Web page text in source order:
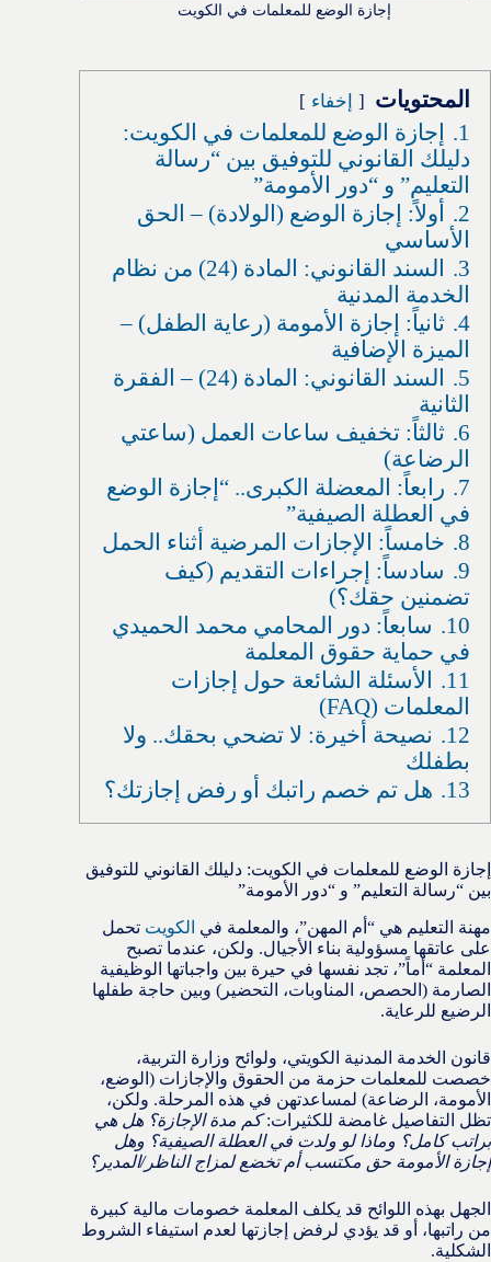
إجازة الوضع للمعلمات في الكويت
المحتويات إخفاء
1.
إجازة الوضع للمعلمات في الكويت:
دليلك القانوني للتوفيق بين “رسالة
التعليم” و “دور الأمومة”
2.
أولاً: إجازة الوضع (الولادة) – الحق
الأساسي
3.
السند القانوني: المادة (24) من نظام
الخدمة المدنية
4. ثانياً: إجازة الأمومة (رعاية الطفل) –
الميزة الإضافية
5.
السند القانوني: المادة (24) – الفقرة
الثانية
6. ثالثاً: تخفيف ساعات العمل (ساعتي
الرضاعة)
7.
رابعاً: المعضلة الكبرى.. “إجازة الوضع
في العطلة الصيفية”
8. خامساً: الإجازات المرضية أثناء الحمل
9.
سادساً: إجراءات التقديم (كيف
تضمنين حقك؟)
10.
سابعاً: دور المحامي محمد الحميدي
في حماية حقوق المعلمة
11.
الأسئلة الشائعة حول إجازات
المعلمات (FAQ)
12.
نصيحة أخيرة: لا تضحي بحقك.. ولا
بطفلك
13.
هل تم خصم راتبك أو رفض إجازتك؟
إجازة الوضع للمعلمات في الكويت: دليلك القانوني للتوفيق
بين “رسالة التعليم” و “دور الأمومة”
مهنة التعليم هي “أم المهن”، والمعلمة في الكويت تحمل
على عاتقها مسؤولية بناء الأجيال. ولكن، عندما تصبح
المعلمة “أماً”، تجد نفسها في حيرة بين واجباتها الوظيفية
الصارمة (الحصص، المناوبات، التحضير) وبين حاجة طفلها
الرضيع للرعاية.
قانون الخدمة المدنية الكويتي، ولوائح وزارة التربية،
خصصت للمعلمات حزمة من الحقوق والإجازات (الوضع،
الأمومة، الرضاعة) لمساعدتهن في هذه المرحلة. ولكن،
تظل التفاصيل غامضة للكثيرات:كم مدة الإجازة؟ هل هي
براتب كامل؟ وماذا لو ولدت في العطلة الصيفية؟ وهل
إجازة الأمومة حق مكتسب أم تخضع لمزاج الناظر/المدير؟
الجهل بهذه اللوائح قد يكلف المعلمة خصومات مالية كبيرة
من راتبها، أو قد يؤدي لرفض إجازتها لعدم استيفاء الشروط
الشكلية.